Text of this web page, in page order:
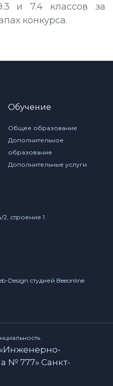
и 7.4 классов за
конкурса.
Обучение
Общее образование
Дополнительное
образование
Дополнительные услуги
строение 1
Design студией Beeonline
№ 777» Санкт-